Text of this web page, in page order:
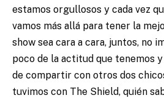
estamos orgullosos y cada vez
vamos más allá para tener la
show sea cara a cara, juntos, no
poco de la actitud que tenemos
de compartir con otros dos
tuvimos con The Shield, quién